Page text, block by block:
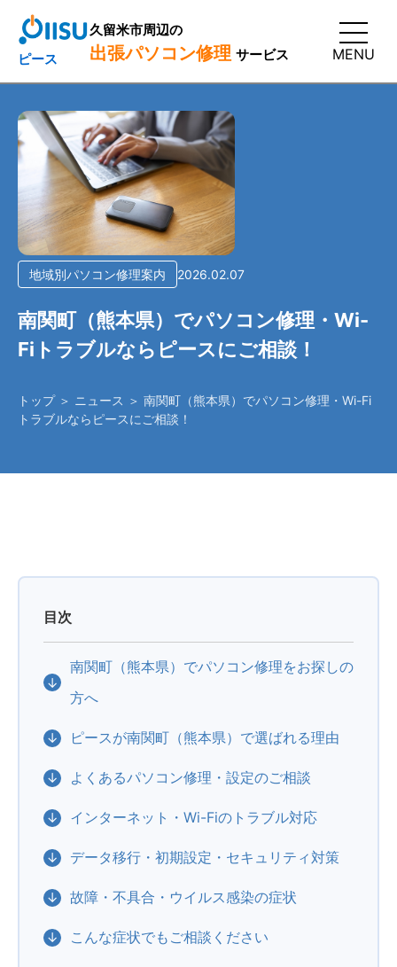
ピース
久留米市周辺の
出張パソコン修理 サービス MENU
地域別パソコン修理案内 2026.02.07
南関町（熊本県）でパソコン修理・Wi-
Fiトラブルならピースにご相談！
トップ＞ ニュース ＞ 南関町（熊本県）でパソコン修理・Wi-Fi
トラブルならピースにご相談！
目次
南関町（熊本県）でパソコン修理をお探しの
方へ
ピースが南関町（熊本県）で選ばれる理由
よくあるパソコン修理・設定のご相談
インターネット・Wi-Fiのトラブル対応
データ移行・初期設定・セキュリティ対策
故障・不具合・ウイルス感染の症状
こんな症状でもご相談ください